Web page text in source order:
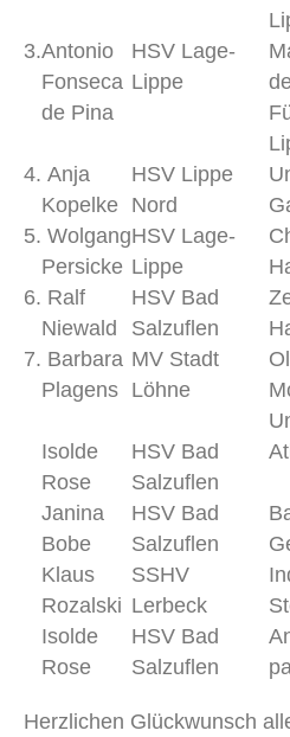
3.Antonio
Fonseca
de Pina
HSV Lage-
Lippe
4. Anja
Kopelke
HSV Lippe
Nord
5. Wolgang
Persicke
HSV Lage-
Lippe
6. Ralf
Niewald
HSV Bad
Salzuflen
7. Barbara
Plagens
MV Stadt
Löhne
Isolde
Rose
HSV Bad
Salzuflen
Janina
Bobe
HSV Bad
Salzuflen
Klaus
Rozalski
SSHV
Lerbeck
Isolde
Rose
HSV Bad
Salzuflen
Herzlichen Glückwunsch